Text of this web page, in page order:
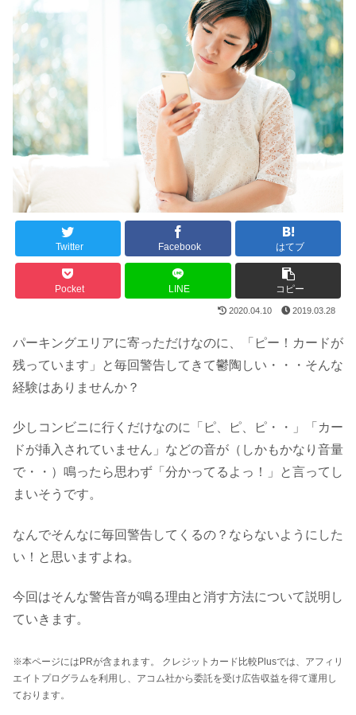
Twitter Facebook はてブ
Pocket LINE コピー
2020.04.10 2019.03.28
パーキングエリアに寄っただけなのに、「ピー！カードが
残っています」と毎回警告してきて鬱陶しい・・・そんな
経験はありませんか？
少しコンビニに行くだけなのに「ピ、ピ、ピ・・」「カー
ドが挿入されていません」などの音が（しかもかなり音量
で・・）鳴ったら思わず「分かってるよっ！」と言ってし
まいそうです。
なんでそんなに毎回警告してくるの？ならないようにした
い！と思いますよね。
今回はそんな警告音が鳴る理由と消す方法について説明し
ていきます。
※本ページにはPRが含まれます。 クレジットカード比較Plusでは、アフィリ
エイトプログラムを利用し、アコム社から委託を受け広告収益を得て運用し
ております。